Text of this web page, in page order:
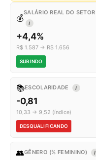
💰
SALÁRIO REAL DO SETOR
I
+4,4%
R$ 1.587 → R$ 1.656
SUBINDO
📚ESCOLARIDADE I
-0,81
10,33 → 9,52 (índice)
DESQUALIFICANDO
👥GÊNERO (% FEMININO) I